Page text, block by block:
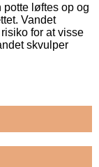
potte løftes op og
Vandet
for at visse
skvulper